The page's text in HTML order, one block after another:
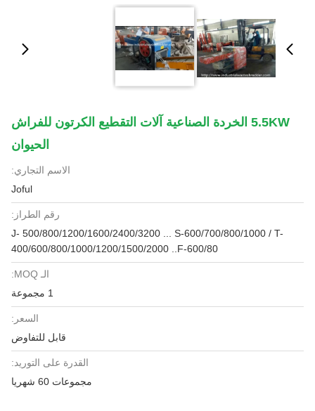
5.5KW الخردة الصناعية آلات التقطيع الكرتون للفراش
الحيوان
الاسم التجاري:
Joful
رقم الطراز:
J- 500/800/1200/1600/2400/3200 ... S-600/700/800/1000 / T-
400/600/800/1000/1200/1500/2000 ..F-600/80
الـ MOQ:
1 مجموعة
السعر:
قابل للتفاوض
القدرة على التوريد:
مجموعات 60 شهريا